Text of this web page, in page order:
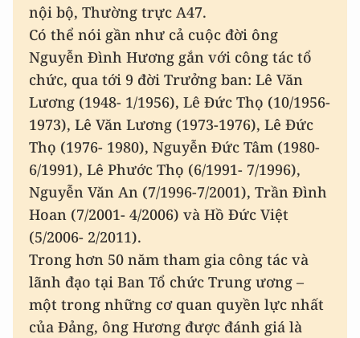
nội bộ, Thường trực A47.
Có thể nói gần như cả cuộc đời ông
Nguyễn Đình Hương gắn với công tác tổ
chức, qua tới 9 đời Trưởng ban: Lê Văn
Lương (1948- 1/1956), Lê Đức Thọ (10/1956-
1973), Lê Văn Lương (1973-1976), Lê Đức
Thọ (1976- 1980), Nguyễn Đức Tâm (1980-
6/1991), Lê Phước Thọ (6/1991- 7/1996),
Nguyễn Văn An (7/1996-7/2001), Trần Đình
Hoan (7/2001- 4/2006) và Hồ Đức Việt
(5/2006- 2/2011).
Trong hơn 50 năm tham gia công tác và
lãnh đạo tại Ban Tổ chức Trung ương –
một trong những cơ quan quyền lực nhất
của Đảng, ông Hương được đánh giá là